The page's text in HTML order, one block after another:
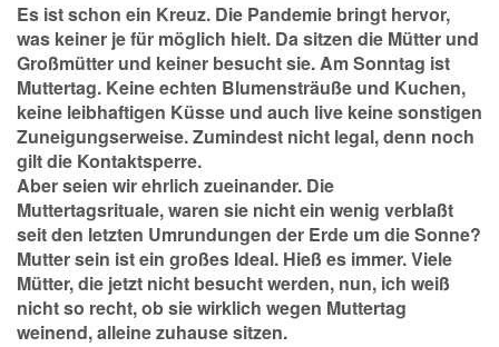
Es ist schon ein Kreuz. Die Pandemie bringt hervor,
was keiner je für möglich hielt. Da sitzen die Mütter und
Großmütter und keiner besucht sie. Am Sonntag ist
Muttertag. Keine echten Blumensträuße und Kuchen,
keine leibhaftigen Küsse und auch live keine sonstigen
Zuneigungserweise. Zumindest nicht legal, denn noch
gilt die Kontaktsperre.
Aber seien wir ehrlich zueinander. Die
Muttertagsrituale, waren sie nicht ein wenig verblaßt
seit den letzten Umrundungen der Erde um die Sonne?
Mutter sein ist ein großes Ideal. Hieß es immer. Viele
Mütter, die jetzt nicht besucht werden, nun, ich weiß
nicht so recht, ob sie wirklich wegen Muttertag
weinend, alleine zuhause sitzen.